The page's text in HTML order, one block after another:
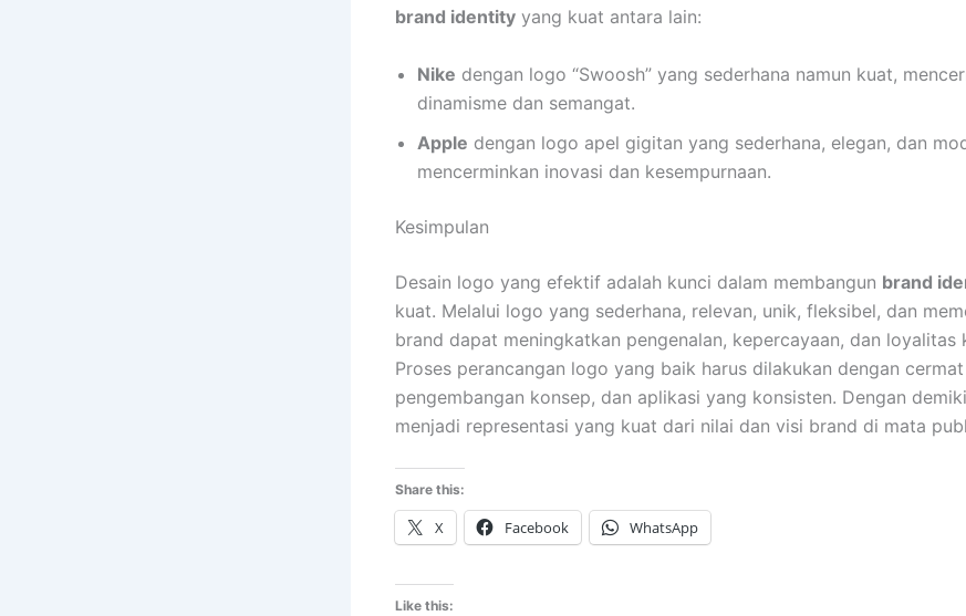
brand identity yang kuat antara lain:
Nike dengan logo “Swoosh” yang sederhana namun kuat,
dinamisme dan semangat.
Apple dengan logo apel gigitan yang sederhana, elegan, dan
mencerminkan inovasi dan kesempurnaan.
Kesimpulan
Desain logo yang efektif adalah kunci dalam membangun brand
kuat. Melalui logo yang sederhana, relevan, unik, fleksibel, dan
brand dapat meningkatkan pengenalan, kepercayaan, dan loyalitas
Proses perancangan logo yang baik harus dilakukan dengan
pengembangan konsep, dan aplikasi yang konsisten. Dengan
menjadi representasi yang kuat dari nilai dan visi brand di mata
Share this:
X Facebook WhatsApp
Like this: